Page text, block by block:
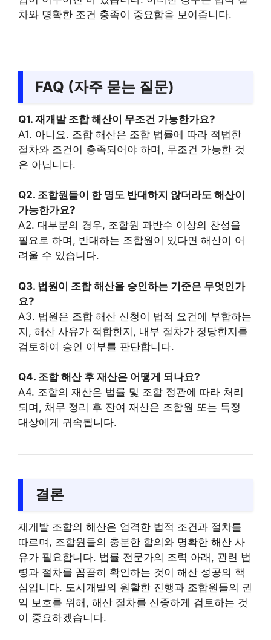
차와 명확한 조건 충족이 중요함을 보여줍니다.
FAQ (자주 묻는 질문)
Q1. 재개발 조합 해산이 무조건 가능한가요?
A1. 아니요. 조합 해산은 조합 법률에 따라 적법한
절차와 조건이 충족되어야 하며, 무조건 가능한 것
은 아닙니다.
Q2. 조합원들이 한 명도 반대하지 않더라도 해산이
가능한가요?
A2. 대부분의 경우, 조합원 과반수 이상의 찬성을
필요로 하며, 반대하는 조합원이 있다면 해산이 어
려울 수 있습니다.
Q3. 법원이 조합 해산을 승인하는 기준은 무엇인가
요?
A3. 법원은 조합 해산 신청이 법적 요건에 부합하는
지, 해산 사유가 적합한지, 내부 절차가 정당한지를
검토하여 승인 여부를 판단합니다.
Q4. 조합 해산 후 재산은 어떻게 되나요?
A4. 조합의 재산은 법률 및 조합 정관에 따라 처리
되며, 채무 정리 후 잔여 재산은 조합원 또는 특정
대상에게 귀속됩니다.
결론
재개발 조합의 해산은 엄격한 법적 조건과 절차를
따르며, 조합원들의 충분한 합의와 명확한 해산 사
유가 필요합니다. 법률 전문가의 조력 아래, 관련 법
령과 절차를 꼼꼼히 확인하는 것이 해산 성공의 핵
심입니다. 도시개발의 원활한 진행과 조합원들의 권
익 보호를 위해, 해산 절차를 신중하게 검토하는 것
이 중요하겠습니다.